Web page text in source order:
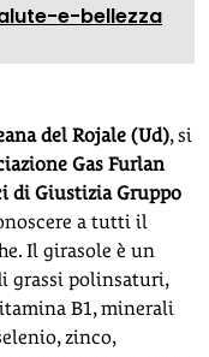
e-bellezza
del Rojale (Ud), si
Gas Furlan
di Giustizia Gruppo
a tutti il
Il girasole è un
grassi polinsaturi,
B1, minerali
zinco,